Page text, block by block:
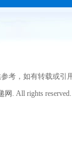
考，如有转载或引
网 . All rights reserved.